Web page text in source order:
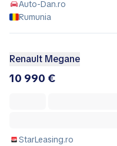
Auto-Dan.ro
Rumunia
Renault Megane
10 990 €
StarLeasing.ro